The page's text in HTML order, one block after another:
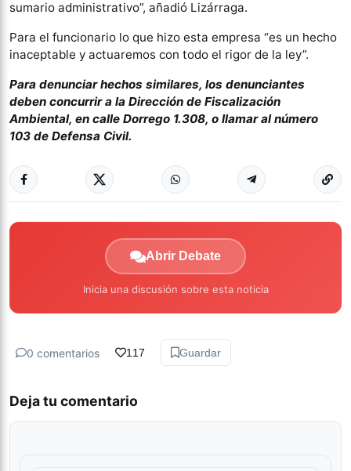
sumario administrativo”, añadió Lizárraga.
Para el funcionario lo que hizo esta empresa “es un hecho
inaceptable y actuaremos con todo el rigor de la ley”.
Para denunciar hechos similares, los denunciantes
deben concurrir a la Dirección de Fiscalización
Ambiental, en calle Dorrego 1.308, o llamar al número
103 de Defensa Civil.
Abrir Debate
Inicia una discusión sobre esta noticia
0 comentarios 117 Guardar
Deja tu comentario